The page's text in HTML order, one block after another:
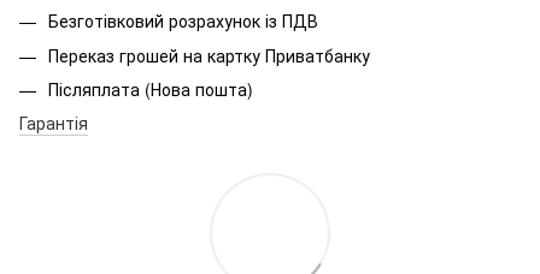
Безготівковий розрахунок із ПДВ
Переказ грошей на картку Приватбанку
Післяплата (Нова пошта)
Гарантія